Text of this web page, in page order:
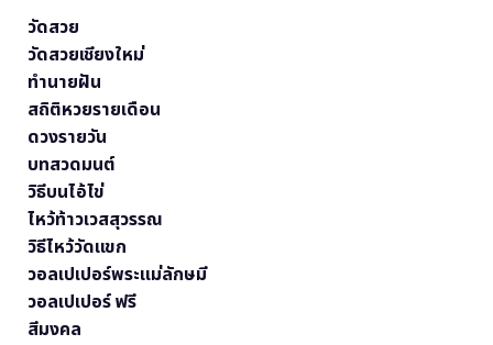
วัดสวย
วัดสวยเชียงใหม่
ทำนายฝัน
สถิติหวยรายเดือน
ดวงรายวัน
บทสวดมนต์
วิธีบนไอ้ไข่
ไหว้ท้าวเวสสุวรรณ
วิธีไหว้วัดแขก
วอลเปเปอร์พระแม่ลักษมี
วอลเปเปอร์ ฟรี
สีมงคล